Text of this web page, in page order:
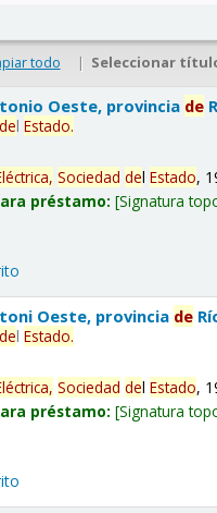
todo | Seleccionar
Oeste, provincia de
delEstado.
Sociedad delEstado,
préstamo: Signatura
Oeste, provincia de
delEstado.
Sociedad delEstado,
préstamo: Signatura